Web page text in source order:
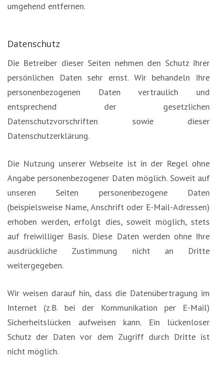
umgehend entfernen.
Datenschutz
Die Betreiber dieser Seiten nehmen den Schutz Ihrer
persönlichen Daten sehr ernst. Wir behandeln Ihre
personenbezogenen Daten vertraulich und
entsprechend der gesetzlichen
Datenschutzvorschriften sowie dieser
Datenschutzerklärung.
Die Nutzung unserer Webseite ist in der Regel ohne
Angabe personenbezogener Daten möglich. Soweit auf
unseren Seiten personenbezogene Daten
(beispielsweise Name, Anschrift oder E-Mail-Adressen)
erhoben werden, erfolgt dies, soweit möglich, stets
auf freiwilliger Basis. Diese Daten werden ohne Ihre
ausdrückliche Zustimmung nicht an Dritte
weitergegeben.
Wir weisen darauf hin, dass die Datenübertragung im
Internet (z.B. bei der Kommunikation per E-Mail)
Sicherheitslücken aufweisen kann. Ein lückenloser
Schutz der Daten vor dem Zugriff durch Dritte ist
nicht möglich.